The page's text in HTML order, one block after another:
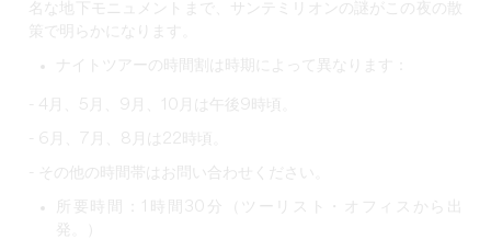
名な地下モニュメントまで、
サンテミリオンの謎が
この夜の散
策で 明らかになります
ナイトツアーの時間割は時期によって異なります：
- 4月、5月、9月、10月は午後9時頃。
- 6月、7月、8月は22時頃。
- その他の時間帯はお問い合わせください。
所要時間：1時間30分（ツーリスト・オフィスから出
発。）